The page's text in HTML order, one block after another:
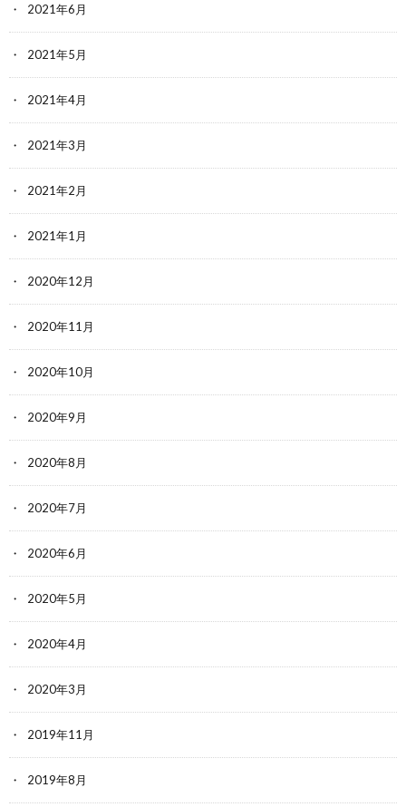
2021年6月
2021年5月
2021年4月
2021年3月
2021年2月
2021年1月
2020年12月
2020年11月
2020年10月
2020年9月
2020年8月
2020年7月
2020年6月
2020年5月
2020年4月
2020年3月
2019年11月
2019年8月